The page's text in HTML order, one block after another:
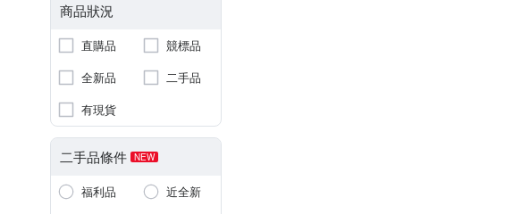
商品狀況
直購品
競標品
全新品
二手品
有現貨
二手品條件 NEW
福利品
近全新